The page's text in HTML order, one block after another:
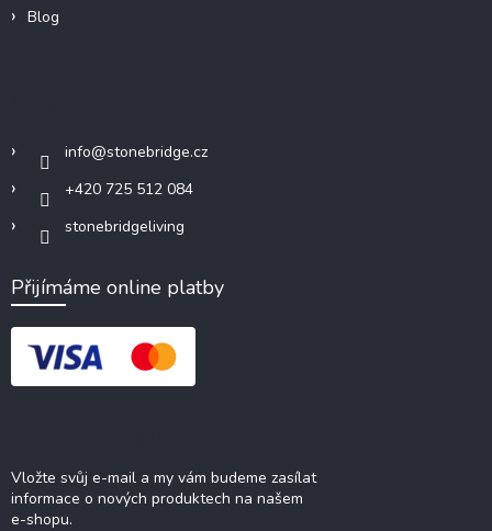
Blog
info@stonebridge.cz
+420 725 512 084
stonebridgeliving
Přijímáme online platby
Vložte svůj e-mail a my vám budeme zasílat
informace o nových produktech na našem
e-shopu.